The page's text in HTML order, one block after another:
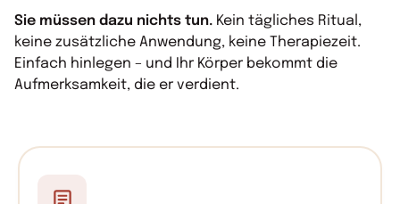
Sie müssen dazu nichts tun. Kein tägliches Ritual,
keine zusätzliche Anwendung, keine Therapiezeit.
Einfach hinlegen – und Ihr Körper bekommt die
Aufmerksamkeit, die er verdient.